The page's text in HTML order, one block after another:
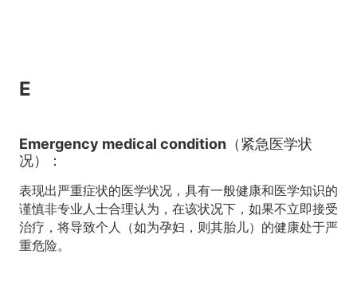
E
Emergency medical condition（紧急医学状
况）：
表现出严重症状的医学状况，具有一般健康和医学知识的
谨慎非专业人士合理认为，在该状况下，如果不立即接受
治疗，将导致个人（如为孕妇，则其胎儿）的健康处于严
重危险。